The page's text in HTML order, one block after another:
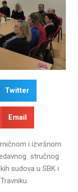
Twitter
Email
i izvršnom
stručnog
sudova u SBK i